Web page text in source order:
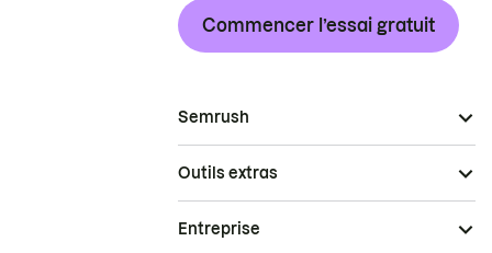
Commencer l’essai gratuit
Semrush
Outils extras
Entreprise